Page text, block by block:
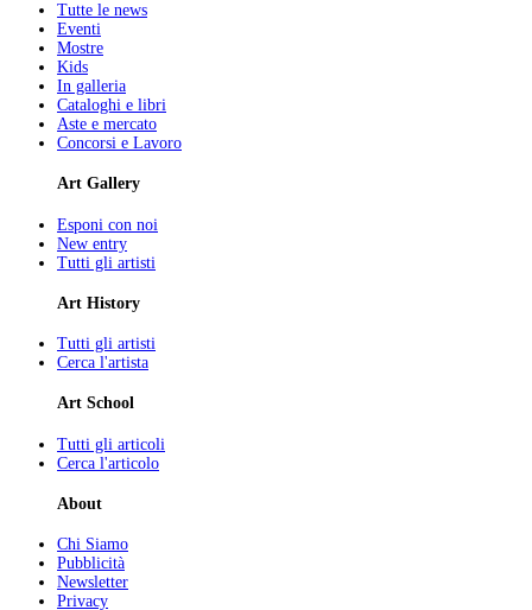
Tutte le news
Eventi
Mostre
Kids
In galleria
Cataloghi e libri
Aste e mercato
Concorsi e Lavoro
Art Gallery
Esponi con noi
New entry
Tutti gli artisti
Art History
Tutti gli artisti
Cerca l'artista
Art School
Tutti gli articoli
Cerca l'articolo
About
Chi Siamo
Pubblicità
Newsletter
Privacy